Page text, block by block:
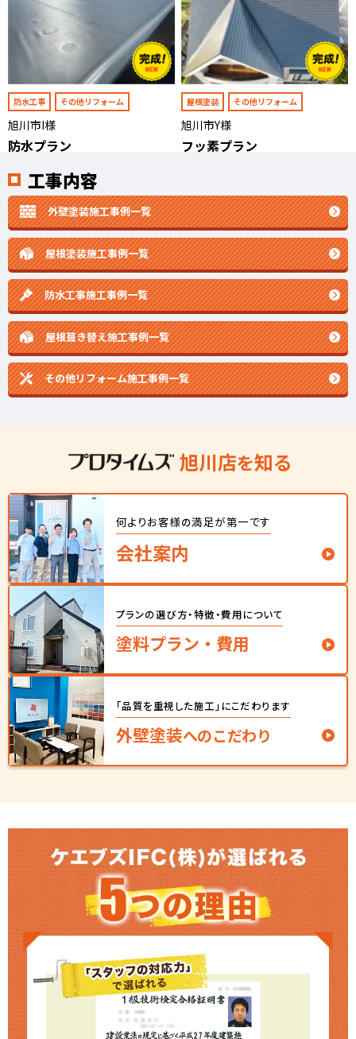
防水工事 その他リフォーム
旭川市I様
防水プラン
屋根塗装 その他リフォーム
旭川市Y様
フッ素プラン
工事内容
外壁塗装施工事例一覧
屋根塗装施工事例一覧
防水工事施工事例一覧
屋根葺き替え施工事例一覧
その他リフォーム施工事例一覧
旭川店を知る
何よりお客様の満足が第一です
会社案内
プランの選び方・特徴・費用について​
塗料プラン ・ 費用
「品質を重視した施工」にこだわります​
外壁塗装へのこだわり